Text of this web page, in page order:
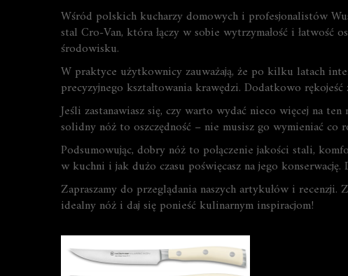
Wśród polskich kucharzy domowych i profesjonalistów
stal Cro-Van, która łączy w sobie wytrzymałość i
środowisku.
W praktyce użytkownicy zauważają, że po kilku latach
precyzyjnego kształtowania krawędzi. Dodatkowo
Jeśli zastanawiasz się, czy warto wydać nieco więcej na
solidny nóż to oszczędność – nie musisz go wymieniać co
Podsumowując, dobry nóż to połączenie jakości stali,
w kuchni i jak dużo czasu poświęcasz na jego
Zapraszamy do przeglądania naszych artykułów i
idealny nóż i daj się ponieść kulinarnym inspiracjom!